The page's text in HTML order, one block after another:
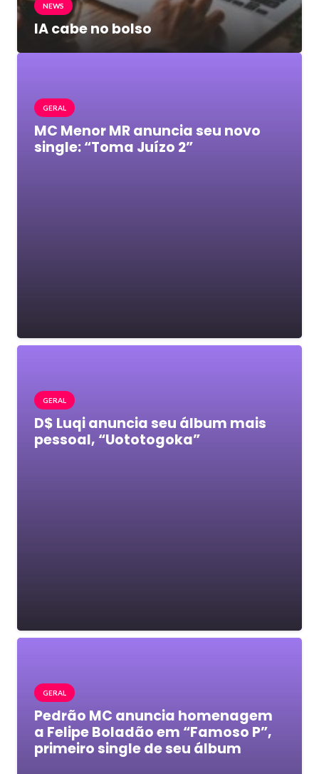
NEWS
IA cabe no bolso
GERAL
MC Menor MR anuncia seu novo
single: “Toma Juízo 2”
GERAL
D$ Luqi anuncia seu álbum mais
pessoal, “Uototogoka”
GERAL
Pedrão MC anuncia homenagem
a Felipe Boladão em “Famoso P”,
primeiro single de seu álbum